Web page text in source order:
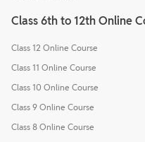
Class 6th to 12th Online
Class 12 Online Course
Class 11 Online Course
Class 10 Online Course
Class 9 Online Course
Class 8 Online Course